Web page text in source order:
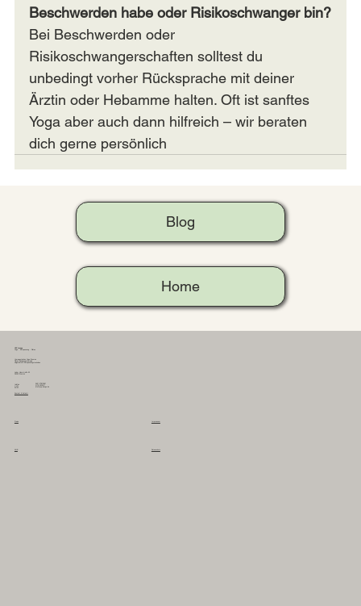
Beschwerden habe oder Risikoschwanger bin?
Bei Beschwerden oder
Risikoschwangerschaften solltest du
unbedingt vorher Rücksprache mit deiner
Ärztin oder Hebamme halten. Oft ist sanftes
Yoga aber auch dann hilfreich – wir beraten
dich gerne persönlich
Home
Blog
YEP Lounge
Yoga - Entspannung - Pilates
mobil
email
0421 57810261
0178 2635617
info@yep-lounge.de
therapeutisches Yoga Bremen
Pilates Bewegungstherapie
zielgerichtete Entspannungstechniken